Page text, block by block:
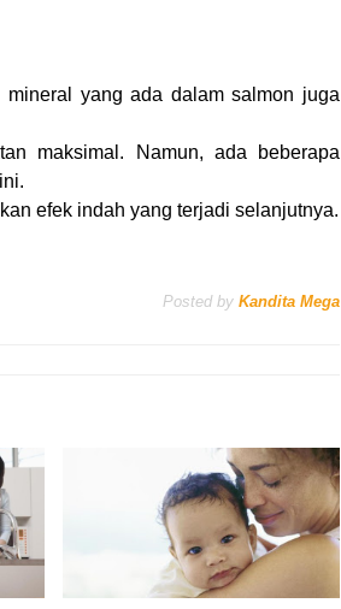
yang ada dalam salmon juga
maksimal. Namun, ada beberapa
efek indah yang terjadi selanjutnya.
Posted by Kandita Mega